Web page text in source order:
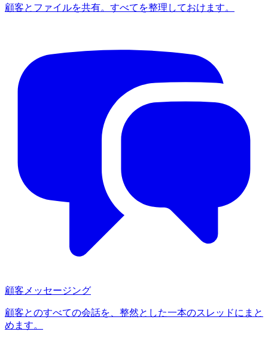
顧客とファイルを共有。すべてを整理しておけます。
顧客メッセージング
顧客とのすべての会話を、整然とした一本のスレッドにまと
めます。